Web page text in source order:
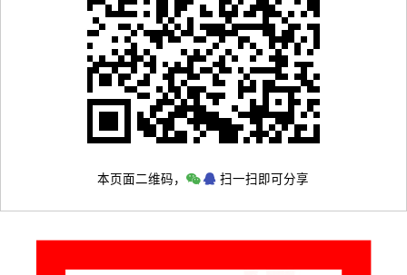
本页面二维码， 扫一扫即可分享